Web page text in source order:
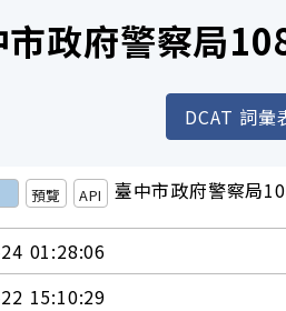
市政府警察局
DCAT 詞彙
預覽 API 臺中市政府警察局
01:28:06
15:10:29